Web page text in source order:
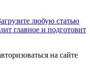
любую статью
главное и подготовит
на сайте